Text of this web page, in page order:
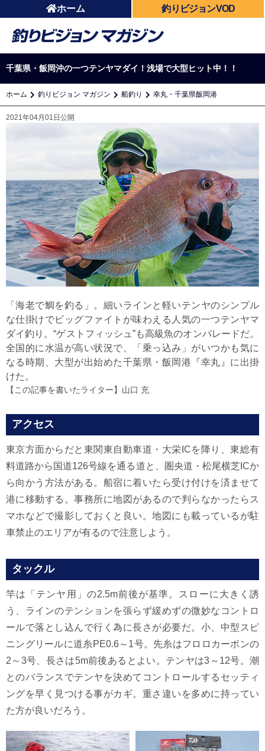
ホーム 釣りビジョンVOD
千葉県・飯岡沖の一つテンヤマダイ！浅場で大型ヒット中！！
ホーム 釣りビジョン マガジン 船釣り 幸丸・千葉県飯岡港
2021年04月01日公開
「海老で鯛を釣る」。細いラインと軽いテンヤのシンプル
な仕掛けでビッグファイトが味わえる人気の一つテンヤマ
ダイ釣り。“ゲストフィッシュ”も高級魚のオンパレードだ。
全国的に水温が高い状況で、「乗っ込み」がいつかも気に
なる時期、大型が出始めた千葉県・飯岡港『幸丸』に出掛
けた。
【この記事を書いたライター】 山口 充
アクセス
東京方面からだと東関東自動車道・大栄ICを降り、東総有
料道路から国道126号線を通る道と、圏央道・松尾横芝ICか
ら向かう方法がある。船宿に着いたら受け付けを済ませて
港に移動する。事務所に地図があるので判らなかったらス
マホなどで撮影しておくと良い。地図にも載っているが駐
車禁止のエリアが有るので注意しよう。
タックル
竿は「テンヤ用」の2.5m前後が基準。スローに大きく誘
う、ラインのテンションを張らず緩めずの微妙なコントロ
ールで落とし込んで行く為に長さが必要だ。小、中型スピ
ニングリールに道糸PE0.6～1号。先糸はフロロカーボンの
2～3号、長さは5m前後あるとよい。テンヤは3～12号。潮
とのバランスでテンヤを決めてコントロールするセッティ
ングを早く見つける事がカギ。重さ違いを多めに持ってい
た方が良いだろう。